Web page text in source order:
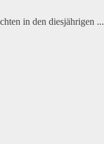
in den diesjährigen ...